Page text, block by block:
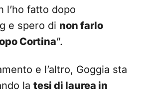
l’ho fatto dopo
e spero di non farlo
Cortina”.
e l’altro, Goggia sta
la tesi di laurea in